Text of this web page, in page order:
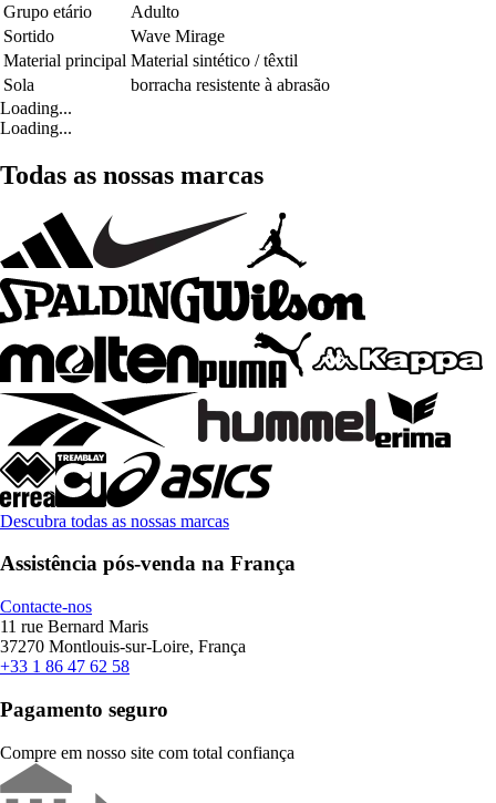
Grupo etário
Adulto
Sortido
Wave Mirage
Material principal Material sintético / têxtil
Sola
borracha resistente à abrasão
Loading...
Loading...
Todas as nossas marcas
Descubra todas as nossas marcas
Assistência pós-venda na França
Contacte-nos
11 rue Bernard Maris
37270 Montlouis-sur-Loire, França
+33 1 86 47 62 58
Pagamento seguro
Compre em nosso site com total confiança